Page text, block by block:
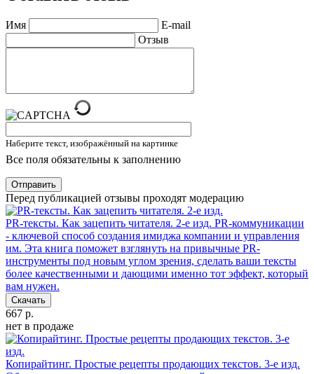
Имя
E-mail
Отзыв
Наберите текст, изображённый на картинке
Все поля обязательны к заполнению
Отправить
Перед публикацией отзывы проходят модерацию
PR-тексты. Как зацепить читателя. 2-е изд. PR-коммуникации
- ключевой способ создания имиджа компании и управления
им. Эта книга поможет взглянуть на привычные PR-
инструменты под новым углом зрения, сделать ваши тексты
более качественными и дающими именно тот эффект, который
вам нужен.
Скачать
667 р.
нет в продаже
Копирайтинг. Простые рецепты продающих текстов. 3-е изд.